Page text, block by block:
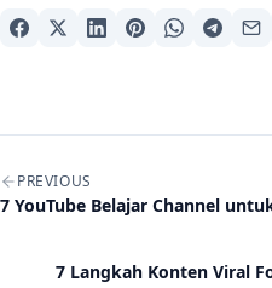
Post navigation
PREVIOUS
7 YouTube Belajar Channel
7 Langkah Konten Viral